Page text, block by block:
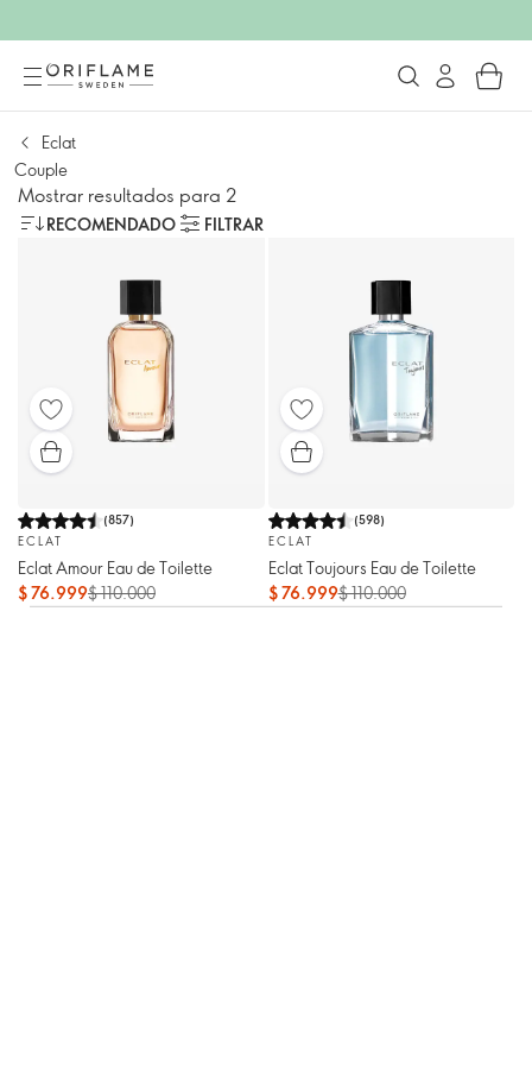
Eclat
Couple
Mostrar resultados para 2
RECOMENDADO FILTRAR
(857)
ECLAT
Eclat Amour Eau de Toilette
$ 76.999$ 110.000
(598)
ECLAT
Eclat Toujours Eau de Toilette
$ 76.999$ 110.000